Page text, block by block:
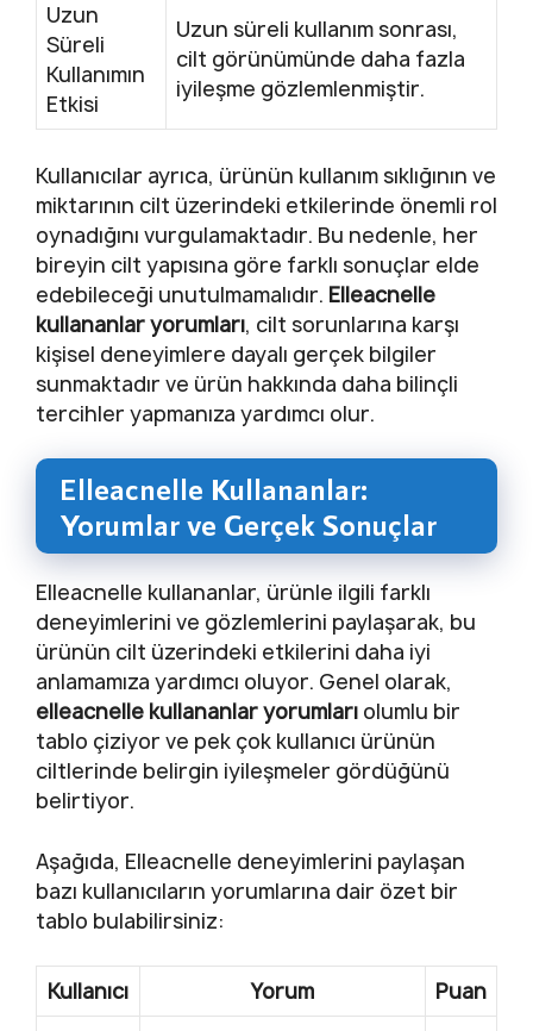
Uzun
Süreli
Kullanımın
Etkisi
Uzun süreli kullanım sonrası,
cilt görünümünde daha fazla
iyileşme gözlemlenmiştir.
Kullanıcılar ayrıca, ürünün kullanım sıklığının ve
miktarının cilt üzerindeki etkilerinde önemli rol
oynadığını vurgulamaktadır. Bu nedenle, her
bireyin cilt yapısına göre farklı sonuçlar elde
edebileceği unutulmamalıdır. Elleacnelle
kullananlar yorumları, cilt sorunlarına karşı
kişisel deneyimlere dayalı gerçek bilgiler
sunmaktadır ve ürün hakkında daha bilinçli
tercihler yapmanıza yardımcı olur.
Elleacnelle Kullananlar:
Yorumlar ve Gerçek Sonuçlar
Elleacnelle kullananlar, ürünle ilgili farklı
deneyimlerini ve gözlemlerini paylaşarak, bu
ürünün cilt üzerindeki etkilerini daha iyi
anlamamıza yardımcı oluyor. Genel olarak,
elleacnelle kullananlar yorumları olumlu bir
tablo çiziyor ve pek çok kullanıcı ürünün
ciltlerinde belirgin iyileşmeler gördüğünü
belirtiyor.
Aşağıda, Elleacnelle deneyimlerini paylaşan
bazı kullanıcıların yorumlarına dair özet bir
tablo bulabilirsiniz:
Kullanıcı Yorum Puan